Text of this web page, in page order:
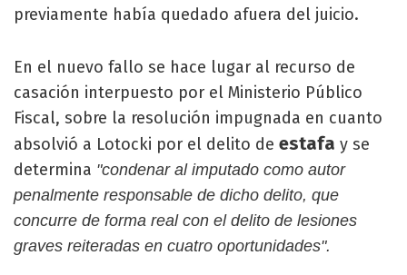
previamente había quedado afuera del juicio.
En el nuevo fallo se hace lugar al recurso de
casación interpuesto por el Ministerio Público
Fiscal, sobre la resolución impugnada en cuanto
absolvió a Lotocki por el delito de estafa y se
determina "condenar al imputado como autor
penalmente responsable de dicho delito, que
concurre de forma real con el delito de lesiones
graves reiteradas en cuatro oportunidades".